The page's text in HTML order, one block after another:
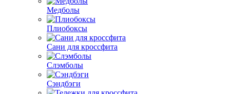
Медболы
Плиобоксы
Сани для кроссфита
Слэмболы
Сэндбэги